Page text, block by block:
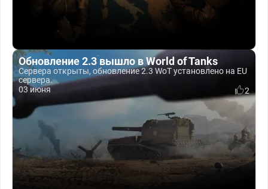
Обновление 2.3 вышло в World of Tanks
Сервера открыты, обновление 2.3 WoT установлено на EU
сервера.
03 июня
2